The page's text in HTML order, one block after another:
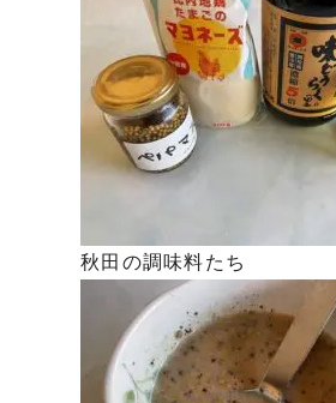
秋田の調味料たち